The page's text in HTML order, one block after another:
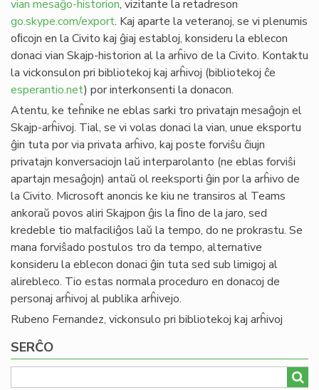
vian mesaĝo-historion, vizitante la retadreson
go.skype.com/export. Kaj aparte la veteranoj, se vi plenumis
oﬁcojn en la Civito kaj ĝiaj establoj, konsideru la eblecon
donaci vian Skajp-historion al la arĥivo de la Civito. Kontaktu
la vickonsulon pri bibliotekoj kaj arĥivoj (bibliotekoj ĉe
esperantio.net) por interkonsenti la donacon.
Atentu, ke teĥnike ne eblas sarki tro privatajn mesaĝojn el
Skajp-arĥivoj. Tial, se vi volas donaci la vian, unue eksportu
ĝin tuta por via privata arĥivo, kaj poste forviŝu ĉiujn
privatajn konversaciojn laŭ interparolanto (ne eblas forviŝi
apartajn mesaĝojn) antaŭ ol reeksporti ĝin por la arĥivo de
la Civito. Microsoft anoncis ke kiu ne transiros al Teams
ankoraŭ povos aliri Skajpon ĝis la ﬁno de la jaro, sed
kredeble tio malfaciliĝos laŭ la tempo, do ne prokrastu. Se
mana forviŝado postulos tro da tempo, alternative
konsideru la eblecon donaci ĝin tuta sed sub limigoj al
alirebleco. Tio estas normala proceduro en donacoj de
personaj arĥivoj al publika arĥivejo.
Rubeno Fernandez, vickonsulo pri bibliotekoj kaj arĥivoj
SERĈO